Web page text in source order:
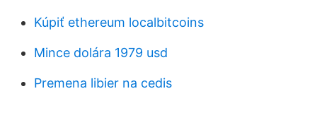
Kúpiť ethereum localbitcoins
Mince dolára 1979 usd
Premena libier na cedis